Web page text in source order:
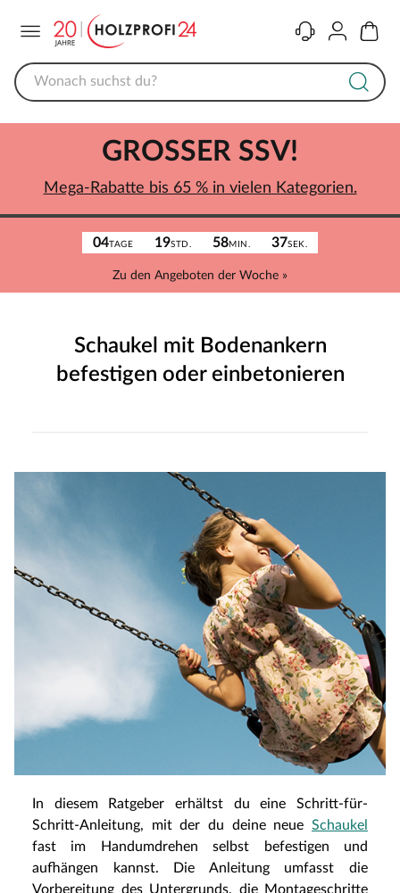
KontaktKonto
04TAGE 19STD. 58MIN. 37SEK.
Zu den Angeboten der Woche »
GROSSER SSV!
Mega-Rabatte bis 65 % in vielen Kategorien.
Schaukel mit Bodenankern
befestigen oder einbetonieren
In diesem Ratgeber erhältst du eine Schritt-für-
Schritt-Anleitung, mit der du deine neue Schaukel
fast im Handumdrehen selbst befestigen und
aufhängen kannst. Die Anleitung umfasst die
Vorbereitung des Untergrunds, die Montageschritte